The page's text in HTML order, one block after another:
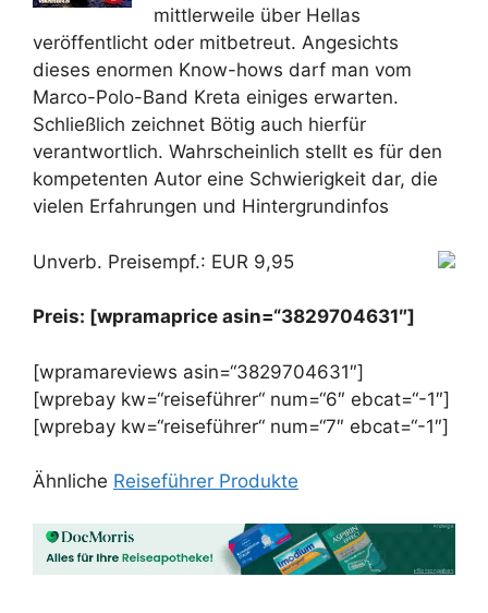
mittlerweile über Hellas
veröffentlicht oder mitbetreut. Angesichts
dieses enormen Know-hows darf man vom
Marco-Polo-Band Kreta einiges erwarten.
Schließlich zeichnet Bötig auch hierfür
verantwortlich. Wahrscheinlich stellt es für den
kompetenten Autor eine Schwierigkeit dar, die
vielen Erfahrungen und Hintergrundinfos
Unverb. Preisempf.: EUR 9,95
Preis: [wpramaprice asin=“3829704631″]
[wpramareviews asin=“3829704631″]
[wprebay kw=“reiseführer“ num=“6″ ebcat=“-1″]
[wprebay kw=“reiseführer“ num=“7″ ebcat=“-1″]
Ähnliche Reiseführer Produkte